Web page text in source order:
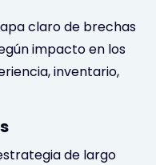
claro de brechas
impacto en los
inventario,
de largo